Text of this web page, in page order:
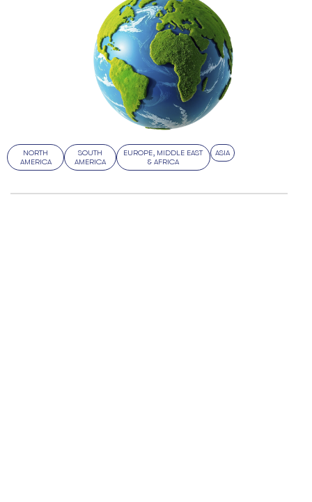
NORTH
AMERICA
SOUTH
AMERICA
EUROPE, MIDDLE EAST
& AFRICA
ASIA